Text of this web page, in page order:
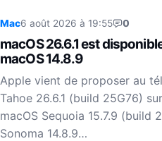
Mac6 août 2026 à 19:55 0
macOS 26.6.1 est
macOS 14.8.9
Apple vient de proposer au
Tahoe 26.6.1 (build 25G76)
macOS Sequoia 15.7.9 (build
Sonoma 14.8.9…